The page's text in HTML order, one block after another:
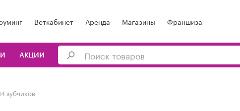
Веткабинет Аренда Магазины Франшиза
АКЦИИ
зубчиков